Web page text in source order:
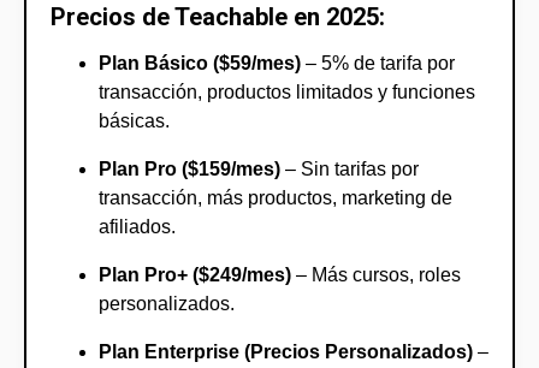
Precios de Teachable en 2025:
Plan Básico ($59/mes)– 5% de tarifa por
transacción, productos limitados y funciones
básicas.
Plan Pro ($159/mes)– Sin tarifas por
transacción, más productos, marketing de
afiliados.
Plan Pro+ ($249/mes)– Más cursos, roles
personalizados.
Plan Enterprise (Precios Personalizados)–